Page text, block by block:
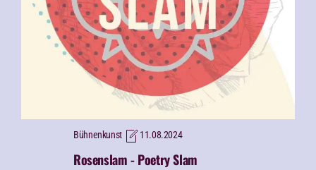
Bühnenkunst 11.08.2024
Rosenslam - Poetry Slam